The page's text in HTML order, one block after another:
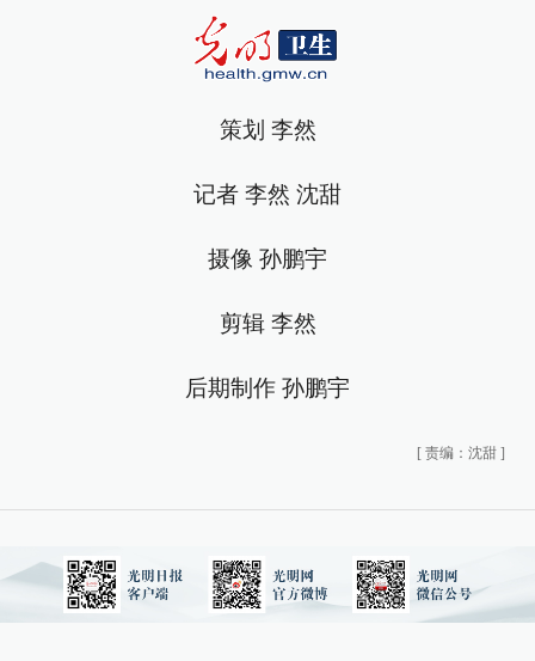
策划 李然
记者 李然 沈甜
摄像 孙鹏宇
剪辑 李然
后期制作 孙鹏宇
[ 责编：沈甜 ]